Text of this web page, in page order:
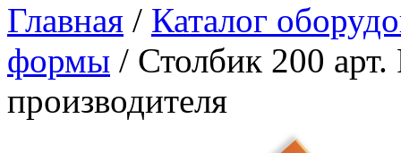
Главная / Каталог
формы / Столбик 200
производителя